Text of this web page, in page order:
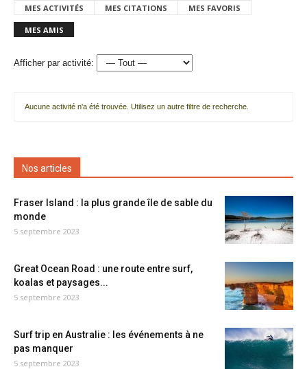
MES ACTIVITÉS MES CITATIONS MES FAVORIS
MES AMIS
Afficher par activité:
Aucune activité n'a été trouvée. Utilisez un autre filtre de recherche.
Nos articles
Fraser Island : la plus grande île de sable du
monde
5 septembre 2023
Great Ocean Road : une route entre surf,
koalas et paysages...
5 septembre 2023
Surf trip en Australie : les événements à ne
pas manquer
5 septembre 2023